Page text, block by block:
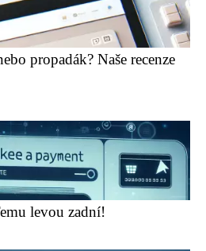
propadák? Naše recenze
levou zadní!